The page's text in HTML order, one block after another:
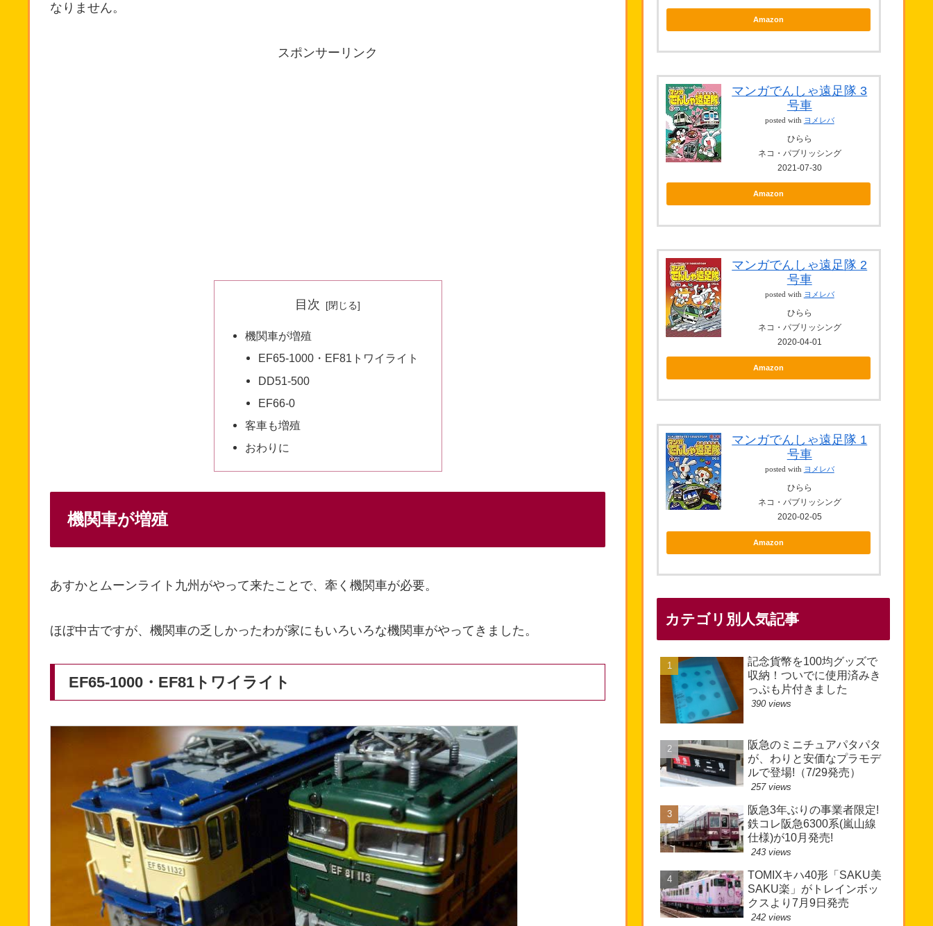
なりません。
スポンサーリンク
目次
機関車が増殖
EF65-1000・EF81トワイライト
DD51-500
EF66-0
客車も増殖
おわりに
機関車が増殖
あすかとムーンライト九州がやって来たことで、牽く機関車が必要。
ほぼ中古ですが、機関車の乏しかったわが家にもいろいろな機関車がやってきました。
EF65-1000・EF81トワイライト
Amazon
マンガでんしゃ遠足隊 3
号車
posted with ヨメレバ
ひらら
ネコ・パブリッシング
2021-07-30
Amazon
マンガでんしゃ遠足隊 2
号車
posted with ヨメレバ
ひらら
ネコ・パブリッシング
2020-04-01
Amazon
マンガでんしゃ遠足隊 1
号車
posted with ヨメレバ
ひらら
ネコ・パブリッシング
2020-02-05
Amazon
カテゴリ別人気記事
記念貨幣を100均グッズで
収納！ついでに使用済みき
っぷも片付きました
390 views
阪急のミニチュアパタパタ
が、わりと安価なプラモデ
ルで登場!（7/29発売）
257 views
阪急3年ぶりの事業者限定!
鉄コレ阪急6300系(嵐山線
仕様)が10月発売!
243 views
TOMIXキハ40形「SAKU美
SAKU楽」がトレインボッ
クスより7月9日発売
242 views